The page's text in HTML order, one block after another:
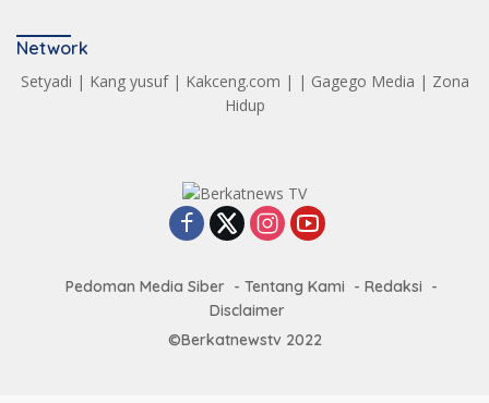
Network
Setyadi | Kang yusuf| Kakceng.com | | Gagego Media | Zona
Hidup
Pedoman Media Siber Tentang Kami
Redaksi
Disclaimer
©Berkatnewstv 2022